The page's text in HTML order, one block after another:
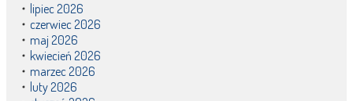
lipiec 2026
czerwiec 2026
maj 2026
kwiecień 2026
marzec 2026
luty 2026